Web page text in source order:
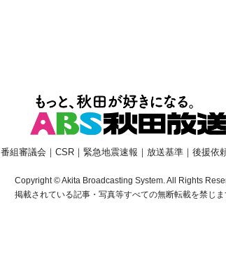
番組審議会 ｜ CSR｜ 緊急地震速報 ｜ 放送基準｜ 後援依
Copyright © Akita Broadcasting System. All Rights
掲載されている記事・写真等すべての無断転載を禁じま